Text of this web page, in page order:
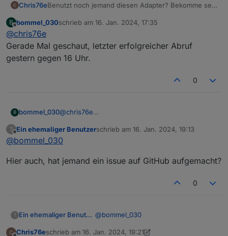
Chris76eBenutzt noch jemand diesen Adapter? Bekomme seit
Gibt es eine alternative?
B
Offline
bommel_030schrieb am 16. Jan. 2024, 17:35
zuletzt editiert von
@chris76e
Gerade Mal geschaut, letzter erfolgreicher Abruf
gestern gegen 16 Uhr.
0
B bommel_030@chris76e
gestern gegen 16 Uhr.
?
Offline
Ein ehemaliger Benutzerschrieb am 16. Jan. 2024, 19:13
zuletzt editiert von
@bommel_030
Hier auch, hat jemand ein issue auf GitHub aufgemacht?
0
? Ein ehemaliger Benutzer @bommel_030
Hier auch, hat jemand ein issue auf
Chris76eschrieb am 16. Jan. 2024, 19:21